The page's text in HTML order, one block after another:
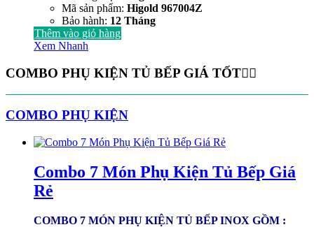
Mã sản phẩm: Higold 967004Z
Bảo hành: 12 Tháng
Thêm vào giỏ hàng
Xem Nhanh
COMBO PHỤ KIỆN TỦ BẾP GIÁ TỐT
COMBO PHỤ KIỆN
Combo 7 Món Phụ Kiện Tủ Bếp Giá
Rẻ
COMBO 7 MÓN PHỤ KIỆN TỦ BẾP INOX GỒM :